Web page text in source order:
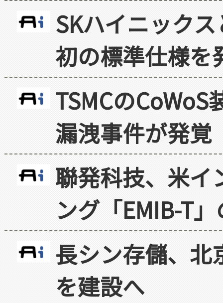
SKハイニック
初の標準仕様を
TSMCの
漏洩事件が発覚
聯発科技、米イ
ング「EMIB-T
長シン存儲、北
を建設へ